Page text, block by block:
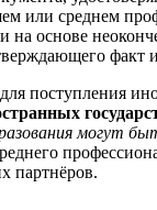
или среднем
основе
факт
поступления
могут
партнёров.